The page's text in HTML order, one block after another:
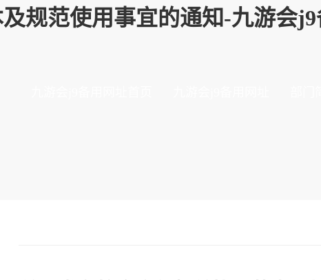
规范使用事宜的通知-九游会